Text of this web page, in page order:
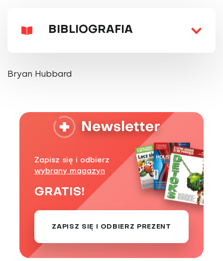
BIBLIOGRAFIA
Bryan Hubbard
Zapisz się i odbierz
wybrany magazyn
GRATIS!
ZAPISZ SIĘ I ODBIERZ PREZENT